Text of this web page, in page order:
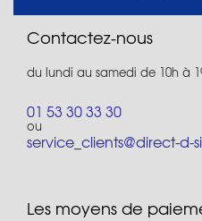
Contactez-nous
du lundi au samedi de 10h à
01 53 30 33 30
ou
service_clients@direct-d-
Les moyens de